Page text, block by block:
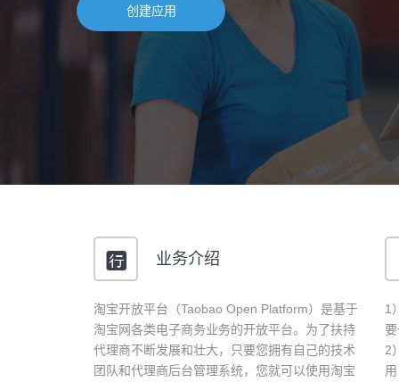
创建应用
业务介绍
淘宝开放平台（Taobao Open Platform）是基于
淘宝网各类电子商务业务的开放平台。为了扶持
代理商不断发展和壮大，只要您拥有自己的技术
团队和代理商后台管理系统，您就可以使用淘宝
1
2